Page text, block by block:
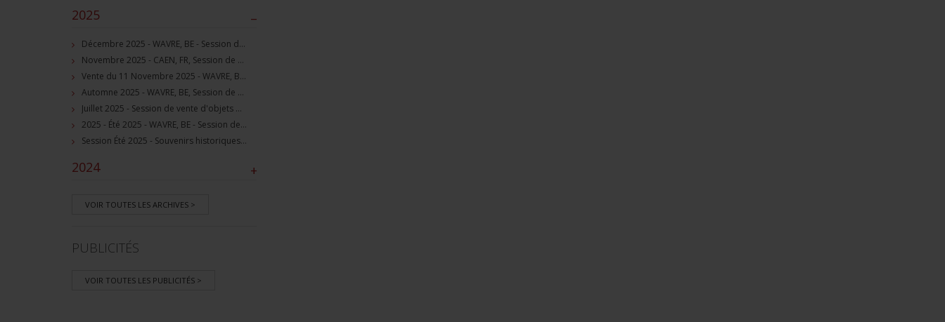
–
2025
Décembre 2025 - WAVRE, BE - Session de vente d'objets militaire et souvenirs historiques
Novembre 2025 - CAEN, FR, Session de vente d'objets et souvenirs militaires
Vente du 11 Novembre 2025 - WAVRE, BE, avec Militaria Auction
Automne 2025 - WAVRE, BE, Session de vente d'objets militaire et souvenirs historiques
Juillet 2025 - Session de vente d'objets militaire et historiques, Wavre, BE
2025 - Été 2025 - WAVRE, BE - Session de vente d'objets militaire et souvenirs historiques
Session Été 2025 - Souvenirs historiques et militaires
+
2024
VOIR TOUTES LES ARCHIVES >
PUBLICITÉS
VOIR TOUTES LES PUBLICITÉS >